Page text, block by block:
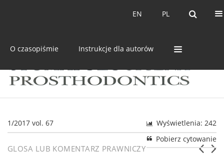
PL
EN PL
EN
O czasopiśmie Instrukcje dla autorów
1/2017 vol. 67
Wyświetlenia: 242
Pobierz cytowanie
GLOSA LUB KOMENTARZ PRAWNICZY